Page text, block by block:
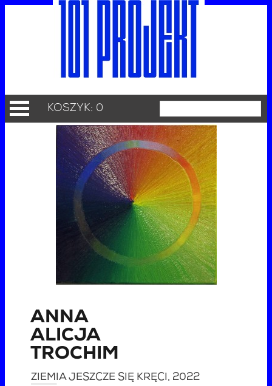
KOSZYK: 0
ANNA
ALICJA
TROCHIM
ZIEMIA JESZCZE SIĘ KRĘCI , 2022